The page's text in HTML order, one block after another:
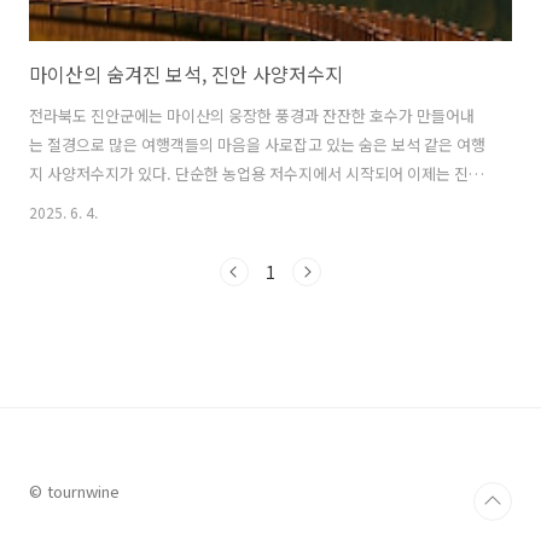
마이산의 숨겨진 보석, 진안 사양저수지
전라북도 진안군에는 마이산의 웅장한 풍경과 잔잔한 호수가 만들어내
는 절경으로 많은 여행객들의 마음을 사로잡고 있는 숨은 보석 같은 여행
지 사양저수지가 있다. 단순한 농업용 저수지에서 시작되어 이제는 진안
을 대표하는 관광명소로 자리 잡은 사양저수지로 떠나는 여행 정보에 대
안군 진안읍 단양리에 위치한 농업용 저수지로 마이산 북부 자락에 자리
2025. 6. 4.
1
© tournwine